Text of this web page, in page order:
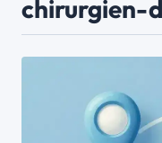
chirurgien-